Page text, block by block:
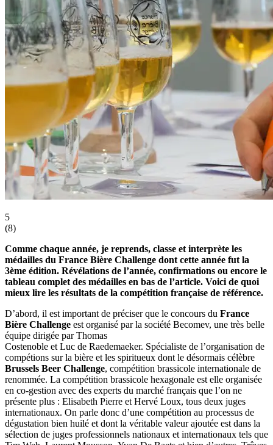
5
(8)
Comme chaque année, je reprends, classe et interprète les
médailles du France Bière Challenge dont cette année fut la
3ème édition. Révélations de l’année, confirmations ou encore le
tableau complet des médailles en bas de l’article. Voici de quoi
mieux lire les résultats de la compétition française de référence.
D’abord, il est important de préciser que le concours du France
Bière Challenge est organisé par la société Becomev, une très belle
équipe dirigée par Thomas
Costenoble et Luc de Raedemaeker. Spécialiste de l’organisation de
compétions sur la bière et les spiritueux dont le désormais célèbre
Brussels Beer Challenge, compétition brassicole internationale de
renommée. La compétition brassicole hexagonale est elle organisée
en co-gestion avec des experts du marché français que l’on ne
présente plus : Elisabeth Pierre et Hervé Loux, tous deux juges
internationaux. On parle donc d’une compétition au processus de
dégustation bien huilé et dont la véritable valeur ajoutée est dans la
sélection de juges professionnels nationaux et internationaux tels que